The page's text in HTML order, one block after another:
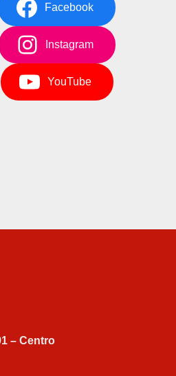
Facebook
Instagram
YouTube
– Centro